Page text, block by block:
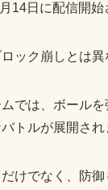
14日に配信開
ック崩しとは
では、ボール
トルが展開され
だけでなく、防